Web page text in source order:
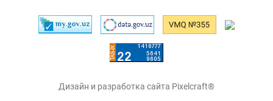
Дизайн и разработка сайта Pixelcraft®